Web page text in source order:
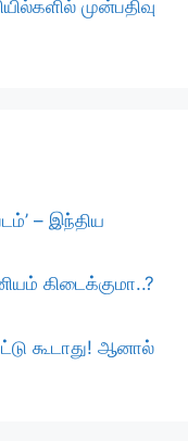
முன்பதிவு
– இந்திய
கிடைக்குமா..?
கூடாது! ஆனால்